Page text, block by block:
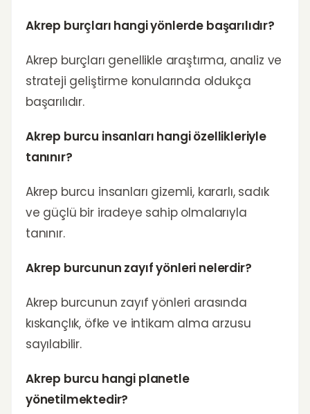
Akrep burçları hangi yönlerde başarılıdır?
Akrep burçları genellikle araştırma, analiz ve
strateji geliştirme konularında oldukça
başarılıdır.
Akrep burcu insanları hangi özellikleriyle
tanınır?
Akrep burcu insanları gizemli, kararlı, sadık
ve güçlü bir iradeye sahip olmalarıyla
tanınır.
Akrep burcunun zayıf yönleri nelerdir?
Akrep burcunun zayıf yönleri arasında
kıskançlık, öfke ve intikam alma arzusu
sayılabilir.
Akrep burcu hangi planetle
yönetilmektedir?